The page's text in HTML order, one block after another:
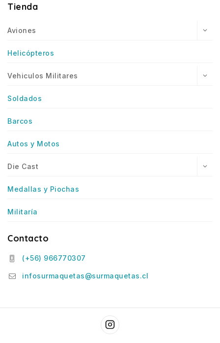
Tienda
Aviones
Helicópteros
Vehiculos Militares
Soldados
Barcos
Autos y Motos
Die Cast
Medallas y Piochas
Militaría
Contacto
(+56) 966770307
infosurmaquetas@surmaquetas.cl